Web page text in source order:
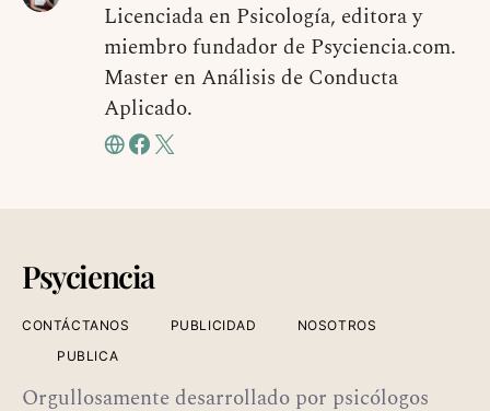
Licenciada en Psicología, editora y
miembro fundador de Psyciencia.com.
Master en Análisis de Conducta
Aplicado.
Psyciencia
CONTÁCTANOS PUBLICIDAD
NOSOTROS
PUBLICA
Orgullosamente desarrollado por psicólogos